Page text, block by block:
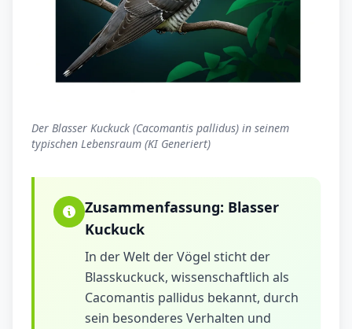
Der Blasser Kuckuck (Cacomantis pallidus) in seinem
typischen Lebensraum (KI Generiert)
Zusammenfassung: Blasser
Kuckuck
In der Welt der Vögel sticht der
Blasskuckuck, wissenschaftlich als
Cacomantis pallidus bekannt, durch
sein besonderes Verhalten und